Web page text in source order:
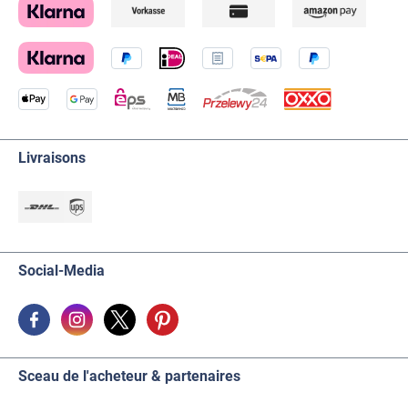
Livraisons
Social-Media
Sceau de l'acheteur & partenaires